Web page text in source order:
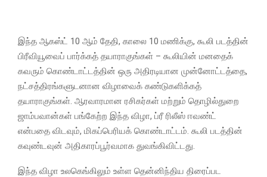
இந்த ஆகஸ்ட் 10 ஆம் தேதி, காலை 10 மணிக்கு, கூலி படத்தின்
பிரீவியூவைப் பார்க்கத் தயாராகுங்கள் – கூலியின் மனதைக்
கவரும் கொண்டாட்டத்தின் ஒரு அதிரடியான முன்னோட்டத்தை,
நட்சத்திரங்களுடனான விழாவைக் கண்டுகளிக்கத்
தயாராகுங்கள். ஆரவாரமான ரசிகர்கள் மற்றும் தொழில்துறை
ஜாம்பவான்கள் பங்கேற்ற இந்த விழா, ப்ரீ ரிலீஸ் ஈவண்ட்
என்பதை விடவும், மிகப்பெரியக் கொண்டாட்டம். கூலி படத்தின்
கவுண்டவுன் அதிகாரப்பூர்வமாக துவங்கிவிட்டது.
இந்த விழா உலகெங்கிலும் உள்ள தென்னிந்திய திரைப்பட